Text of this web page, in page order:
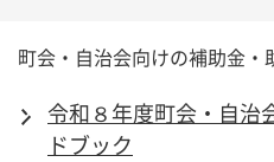
町会・自治会向けの補助金・
令和８年度町会・自治
ドブック